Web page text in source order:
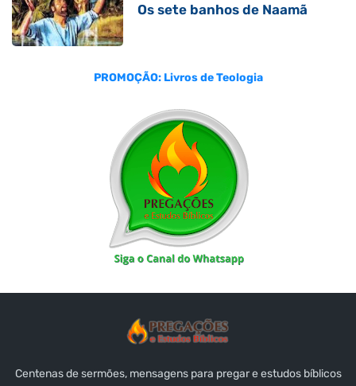
Os sete banhos de Naamã
PROMOÇÃO: Livros de Teologia
Centenas de sermões, mensagens para pregar e estudos bíblicos